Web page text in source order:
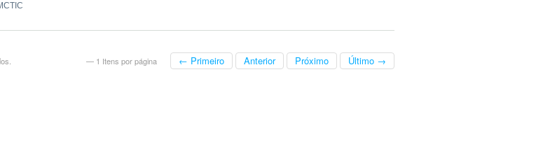
— 1 Itens por página ← Primeiro Anterior Próximo Último →